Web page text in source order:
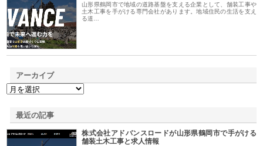
山形県鶴岡市で地域の道路基盤を支える企業として、舗装工事や
土木工事を手がける専門会社があります。地域住民の生活を支え
る道…
アーカイブ
最近の記事
株式会社アドバンスロードが山形県鶴岡市で手がける
舗装土木工事と求人情報